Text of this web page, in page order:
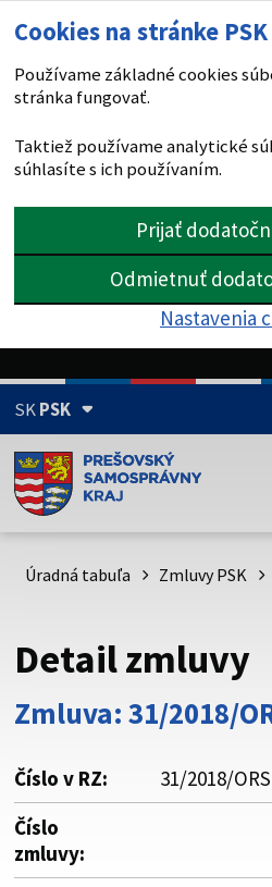
Cookies na stránke PSK
Používame základné cookies
stránka fungovať.
Taktiež používame analytické
súhlasíte s ich používaním.
Prijať
Odmietnuť
Nastavenia
SKPSK
Doména psk.sk je oficiálna
Toto je oficiálna webová stránka
psk.sk.
Buďte pozorní a vždy sa uistite,
cez zabezpečenú webovú
vždy začína https:// pred názvom
Úradná tabuľa Zmluvy PSK
Detail zmluvy
Zmluva: 31/2018/
Číslo v RZ:
31/2018/
Číslo
zmluvy: